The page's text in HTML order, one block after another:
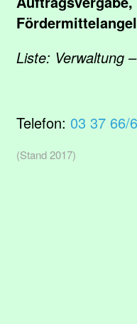
Liste: Verwaltung
Telefon: 03 37 66/
(Stand 2017)